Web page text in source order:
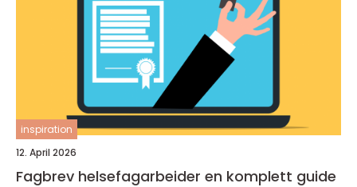
inspiration
12. April 2026
Fagbrev helsefagarbeider en komplett guide